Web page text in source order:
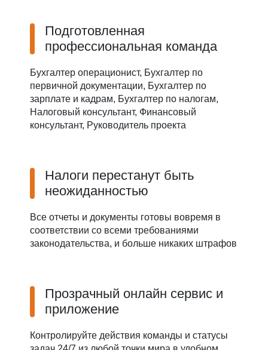
Подготовленная
профессиональная команда
Бухгалтер операционист, Бухгалтер по
первичной документации, Бухгалтер по
зарплате и кадрам, Бухгалтер по налогам,
Налоговый консультант, Финансовый
консультант, Руководитель проекта
Налоги перестанут быть
неожиданностью
Все отчеты и документы готовы вовремя в
соответствии со всеми требованиями
законодательства, и больше никаких штрафов
Прозрачный онлайн сервис и
приложение
Контролируйте действия команды и статусы